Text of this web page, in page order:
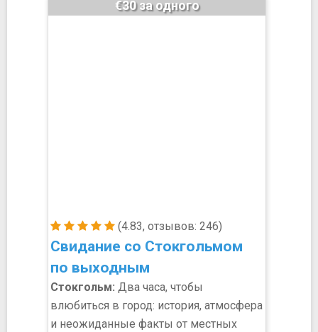
(4.83, отзывов: 246)
Свидание со Стокгольмом
по выходным
€30 за одного
Стокгольм: Два часа, чтобы
влюбиться в город: история, атмосфера
и неожиданные факты от местных